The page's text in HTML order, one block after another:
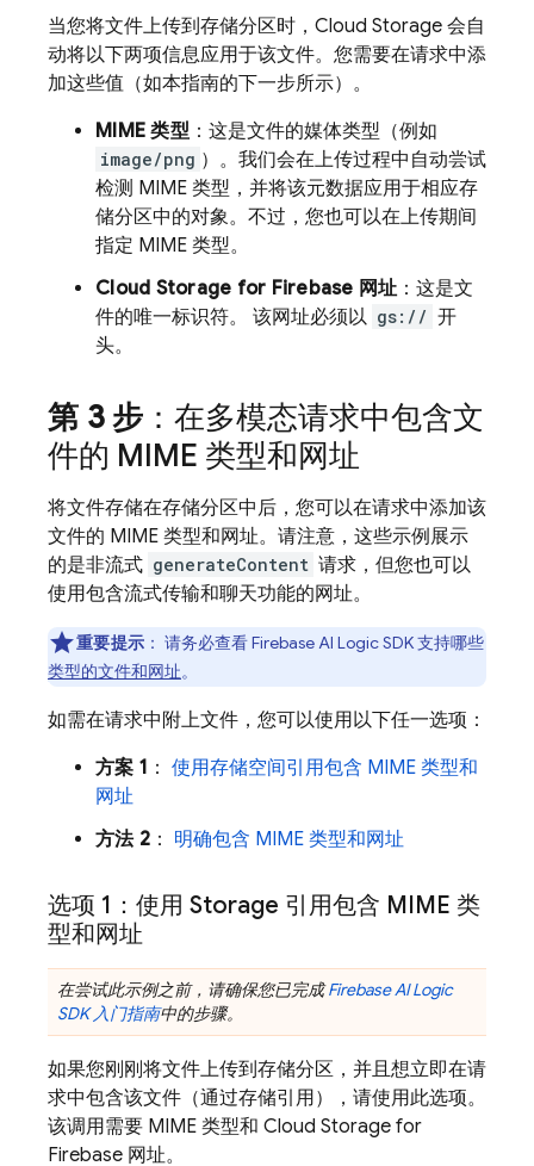
当您将文件上传到存储分区时， Cloud Storage 会自
动将以下两项信息应用于该文件。您需要在请求中添
加这些值（如本指南的下一步所示）。
MIME 类型：这是文件的媒体类型（例如
image/png ）。我们会在上传过程中自动尝试
检测 MIME 类型，并将该元数据应用于相应存
储分区中的对象。不过，您也可以在上传期间
指定 MIME 类型。
Cloud Storage for Firebase 网址：这是文
件的唯一标识符。 该网址必须以 gs:// 开
头。
第 3 步 ：在多模态请求中包含文
件的 MIME 类型和网址
将文件存储在存储分区中后，您可以在请求中添加该
文件的 MIME 类型和网址。请注意，这些示例展示
的是非流式 generateContent 请求，但您也可以
使用包含流式传输和聊天功能的网址。
重要提示 ： 请务必查看Firebase AI LogicSDK 支持哪些
类型的文件和网址。
如需在请求中附上文件，您可以使用以下任一选项：
方案 1 ： 使用存储空间引用包含 MIME 类型和
网址
方法 2 ： 明确包含 MIME 类型和网址
选项 1：使用 Storage 引用包含 MIME 类
型和网址
在尝试此示例之前，请确保您已完成Firebase AI Logic
SDK 入门指南中的步骤。
如果您刚刚将文件上传到存储分区，并且想立即在请
求中包含该文件（通过存储引用），请使用此选项。
该调用需要 MIME 类型和 Cloud Storage for
Firebase 网址。